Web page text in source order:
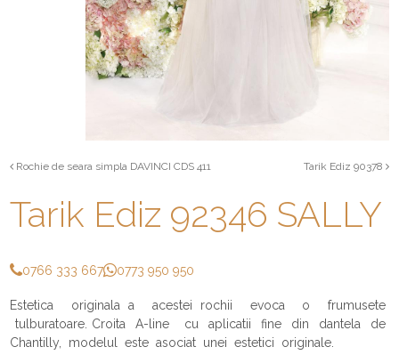
Rochie de seara simpla DAVINCI CDS 411 Tarik Ediz 90378
Tarik Ediz 92346 SALLY
0766 333 667 0773 950 950
Estetica originala a acestei rochii evoca o frumusete
tulburatoare. Croita A-line cu aplicatii fine din dantela de
Chantilly, modelul este asociat unei estetici originale.